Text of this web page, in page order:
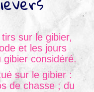
sur le gibier,
et les jours
gibier considéré.
sur le gibier :
de chasse ; du